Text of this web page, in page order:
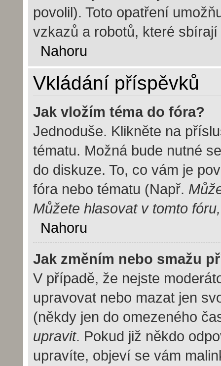
povolil). Toto opatření
vzkazů a robotů, které
Nahoru
Vkládání příspěvků
Jak vložím téma do fóra?
Jednoduše. Klikněte na
tématu. Možná bude nutné
do diskuze. To, co vám je
fóra nebo tématu (Např.
Můžete hlasovat v tomto
Nahoru
Jak změním nebo smažu
V případě, že nejste
upravovat nebo mazat jen
(někdy jen do omezeného
upravit. Pokud již někdo
upravíte, objeví se vám